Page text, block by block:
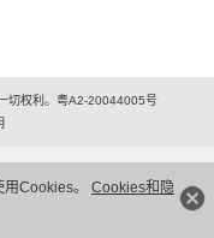
Cookies。 Cookies和隐
切权利。粤A2-20044005号